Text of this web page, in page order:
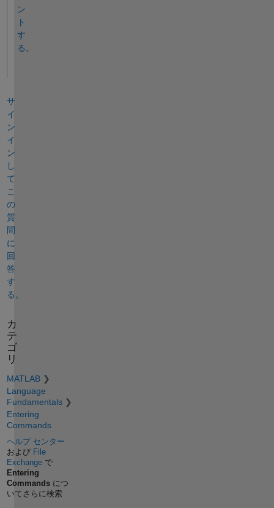
ン
ト
す
る。
サ
イ
ン
イ
ン
し
て
こ
の
質
問
に
回
答
す
る。
カ
テ
ゴ
リ
MATLAB
Language
Fundamentals
Entering
Commands
ヘルプ センター
および File
Exchangeで
Entering
Commandsにつ
いてさらに検索